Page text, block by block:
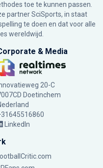
toe te kunnen passen.
partner SciSports, in staat
te doen en dat voor alle
wereldwijd.
& Media
20-C
Doetinchem
LinkedIn